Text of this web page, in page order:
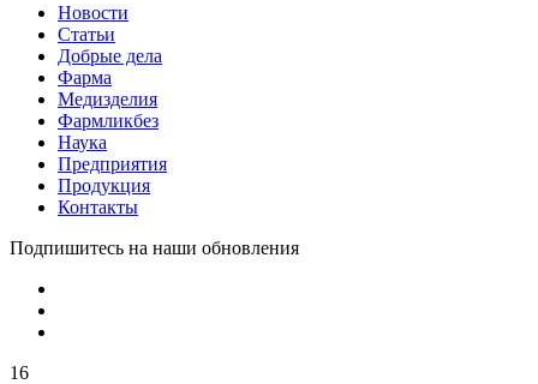
Новости
Статьи
Добрые дела
Фарма
Медизделия
Фармликбез
Наука
Предприятия
Продукция
Контакты
Подпишитесь на наши обновления
16